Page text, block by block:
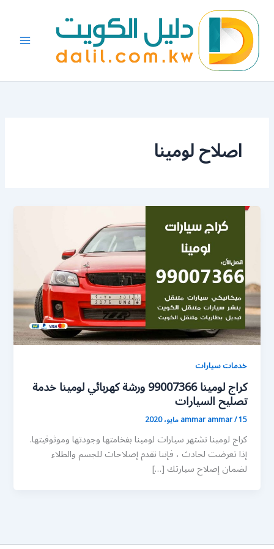
المحتوى
اصلاح لومينا
خدمات سيارات
كراج لومينا 99007366 ورشة كهربائي لومينا خدمة
تصليح السيارات
ammar ammar/15 مايو، 2020
كراج لومينا تشتهر سيارات لومينا بفخامتها وجودتها وموثوقيتها.
إذا تعرضت لحادث ، فإننا نقدم إصلاحات للجسم والطلاء
لضمان إصلاح سيارتك […]